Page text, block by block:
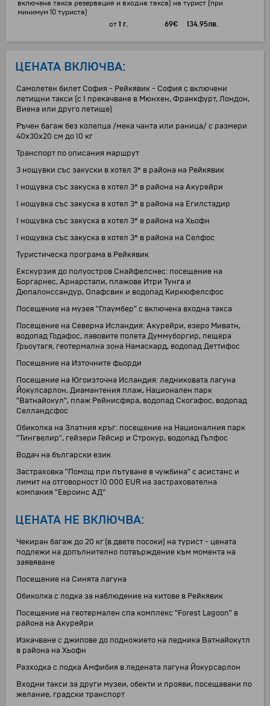
включена такса резервация и входна такса) на турист (при
минимум 10 туриста)
от 1 г. 69€ 134.95лв.
ЦЕНАТА ВКЛЮЧВА:
Самолетен билет София - Рейкявик - София с включени
летищни такси (с 1 прекачване в Мюнхен, Франкфурт, Лондон,
Виена или друго летище)
Ръчен багаж без колелца /мека чанта или раница/ с размери
40х30х20 см до 10 кг
Транспорт по описания маршрут
3 нощувки със закуски в хотел 3* в района на Рейкявик
1 нощувка със закуска в хотел 3* в района на Акурейри
1 нощувка със закуска в хотел 3* в района на Егилстадир
1 нощувка със закуска в хотел 3* в района на Хьофн
1 нощувка със закуска в хотел 3* в района на Селфос
Туристическа програма в Рейкявик
Екскурзия до полуостров Снайфелснес: посещение на
Боргарнес, Арнарстапи, плажове Итри Тунга и
Дюпалонссандур, Олафсвик и водопад Киркюфелсфос
Посещение на музея "Глаумбер" с включена входна такса
Посещение на Северна Исландия: Акурейри, езеро Миватн,
водопад Годафос, лавовите полета Думмуборгир, пещера
Грьоутагя, геотермална зона Намаскард, водопад Деттифос
Посещение на Източните фьорди
Посещение на Югоизточна Исландия: ледниковата лагуна
Йокулсарлон, Диамантения плаж, Национален парк
"Ватнайокул", плаж Рейнисфяра, водопад Скогафос, водопад
Селландсфос
Обиколка на Златния кръг: посещение на Националния парк
"Тингвелир", гейзери Гейсир и Строкур, водопад Гълфос
Водач на български език
Застраховка "Помощ при пътуване в чужбина" с асистанс и
лимит на отговорност 10 000 EUR на застрахователна
компания "Евроинс АД"
ЦЕНАТА НЕ ВКЛЮЧВА:
Чекиран багаж до 20 кг (в двете посоки) на турист - цената
подлежи на допълнително потвърждение към момента на
заявяване
Посещение на Синята лагуна
Обиколка с лодка за наблюдение на китове в Рейкявик
Посещение на геотермален спа комплекс "Forest Lagoon" в
района на Акурейри
Изкачване с джипове до подножието на ледника Ватнайокутл
в района на Хьофн
Разходка с лодка Амфибия в ледената лагуна Йокурсарлон
Входни такси за други музеи, обекти и прояви, посещавани по
желание, градски транспорт